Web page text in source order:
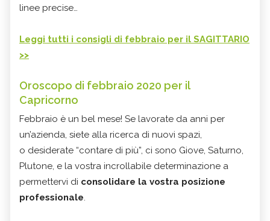
linee precise…
Leggi tutti i consigli di febbraio per il SAGITTARIO
>>
Oroscopo di febbraio 2020 per il
Capricorno
Febbraio è un bel mese! Se lavorate da anni per
un’azienda, siete alla ricerca di nuovi spazi,
o desiderate “contare di più”, ci sono Giove, Saturno,
Plutone, e la vostra incrollabile determinazione a
permettervi di consolidare la vostra posizione
professionale.